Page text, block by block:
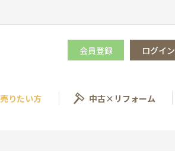
会員登録 ログイン
売りたい方 中古×リフォーム